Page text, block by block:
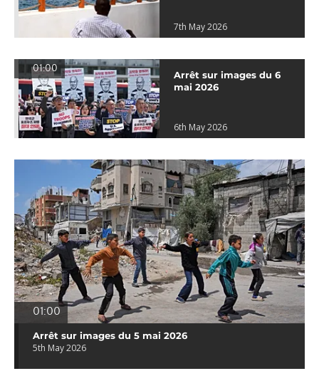
7th May 2026
01:00
Arrêt sur images du 6
mai 2026
6th May 2026
01:00
Arrêt sur images du 5 mai 2026
5th May 2026